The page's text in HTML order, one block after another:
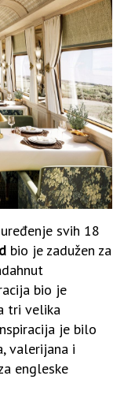
svih 18
bio je zadužen za
bio je
tri velika
je bilo
valerijana i
engleske